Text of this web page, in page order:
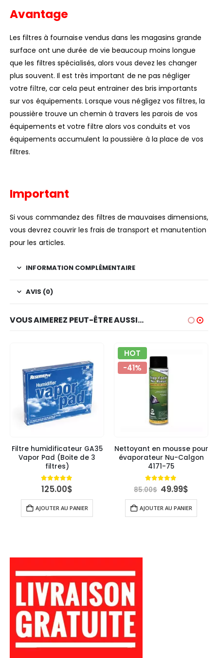
Avantage
Les filtres à fournaise vendus dans les magasins grande
surface ont une durée de vie beaucoup moins longue
que les filtres spécialisés, alors vous devez les changer
plus souvent. Il est très important de ne pas négliger
votre filtre, car cela peut entrainer des bris importants
sur vos équipements. Lorsque vous négligez vos filtres, la
poussière trouve un chemin à travers les parois de vos
équipements et votre filtre alors vos conduits et vos
équipements accumulent la poussière à la place de vos
filtres.
Important
Si vous commandez des filtres de mauvaises dimensions,
vous devrez couvrir les frais de transport et manutention
pour les articles.
INFORMATION COMPLÉMENTAIRE
AVIS (0)
VOUS AIMEREZ PEUT-ÊTRE AUSSI…
Filtre humidificateur GA35
Vapor Pad (Boite de 3
filtres)
5.00 out of 5
125.00$
AJOUTER AU PANIER
HOT
-41%
Nettoyant en mousse pour
évaporateur Nu-Calgon
4171-75
4.89 out of 5
85.00$ Le
prix
initial
était :
85.00$.
49.99$Le
prix
actuel
est :
49.99$.
AJOUTER AU PANIER